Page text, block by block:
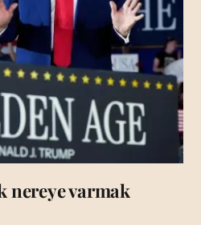
nereye varmak